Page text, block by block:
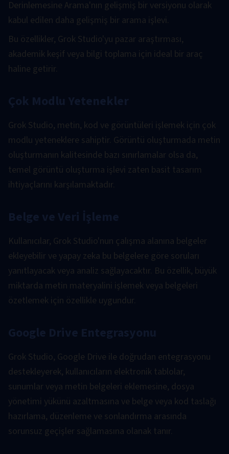
Derinlemesine Arama'nın gelişmiş bir versiyonu olarak
kabul edilen daha gelişmiş bir arama işlevi.
Bu özellikler, Grok Studio'yu pazar araştırması,
akademik keşif veya bilgi toplama için ideal bir araç
haline getirir.
Çok Modlu Yetenekler
Grok Studio, metin, kod ve görüntüleri işlemek için çok
modlu yeteneklere sahiptir. Görüntü oluşturmada metin
oluşturmanın kalitesinde bazı sınırlamalar olsa da,
temel görüntü oluşturma işlevi zaten basit tasarım
ihtiyaçlarını karşılamaktadır.
Belge ve Veri İşleme
Kullanıcılar, Grok Studio'nun çalışma alanına belgeler
ekleyebilir ve yapay zeka bu belgelere göre soruları
yanıtlayacak veya analiz sağlayacaktır. Bu özellik, büyük
miktarda metin materyalini işlemek veya belgeleri
özetlemek için özellikle uygundur.
Google Drive Entegrasyonu
Grok Studio, Google Drive ile doğrudan entegrasyonu
destekleyerek, kullanıcıların elektronik tablolar,
sunumlar veya metin belgeleri eklemesine, dosya
yönetimi yükünü azaltmasına ve belge veya kod taslağı
hazırlama, düzenleme ve sonlandırma arasında
sorunsuz geçişler sağlamasına olanak tanır.